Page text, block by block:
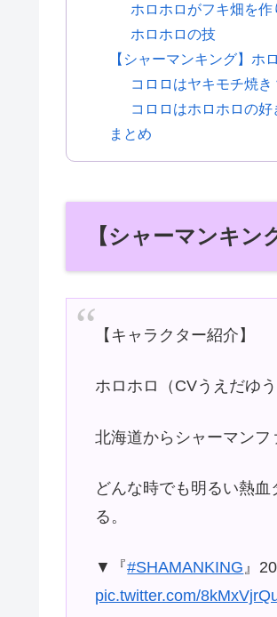
ホロホロがフキ畑を作
ホロホロの技
【シャーマンキング】ホ
コロロはヤキモチ焼き
コロロはホロホロの
まとめ
【シャーマンキ
【キャラクター紹介】
ホロホロ（CVうえだゆう
北海道からシャーマンフ
どんな時でも明るい熱
る。
▼『#SHAMANKING 』
pic.twitter.com/